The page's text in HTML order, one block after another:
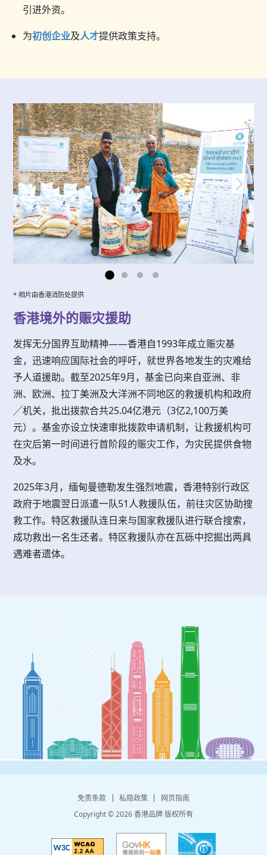
引进外资。
为初创企业及人才提供政策支持。
* 相片由香港消防处提供
香港境外的赈灾援助
发挥无分国界互助精神——香港自1993年成立赈灾基
金，迅速响应国际社会的呼吁，就世界各地发生的灾难给
予人道援助。截至2025年9月，基金已向来自亚洲、非
洲、欧洲、拉丁美洲及大洋洲不同地区的救援机构和政府
╱机关，批出拨款合共25.04亿港元（3亿2,100万美
元）。基金亦设立快速审批拨款申请机制，让救援机构可
在灾后第一时间进行首阶段的赈灾工作，为灾民提供食物
及水。
2025年3月，缅甸曼德勒发生强烈地震，香港特别行政区
政府于地震翌日派遣一队51人救援队伍，前往灾区协助搜
救工作。特区救援队连日来与国家救援队进行联合搜索，
成功救出一名生还者。特区救援队亦在瓦砾中挖掘出两具
遇难者遗体。
Copyright © 2026 香港品牌 版权所有
免责条款 私隐政策 网页指南